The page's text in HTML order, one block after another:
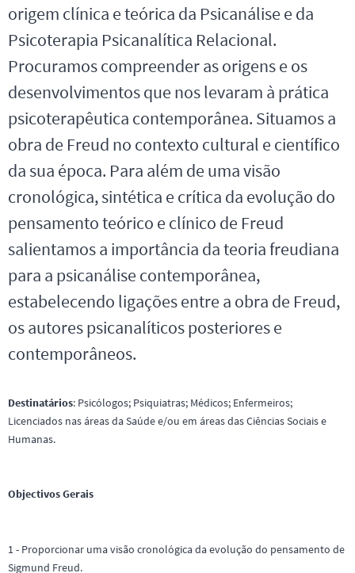
origem clínica e teórica da Psicanálise e da
Psicoterapia Psicanalítica Relacional.
Procuramos compreender as origens e os
desenvolvimentos que nos levaram à prática
psicoterapêutica contemporânea. Situamos a
obra de Freud no contexto cultural e científico
da sua época. Para além de uma visão
cronológica, sintética e crítica da evolução do
pensamento teórico e clínico de Freud
salientamos a importância da teoria freudiana
para a psicanálise contemporânea,
estabelecendo ligações entre a obra de Freud,
os autores psicanalíticos posteriores e
contemporâneos.
Destinatários: Psicólogos; Psiquiatras; Médicos; Enfermeiros;
Licenciados nas áreas da Saúde e/ou em áreas das Ciências Sociais e
Humanas.
Objectivos Gerais
1 - Proporcionar uma visão cronológica da evolução do pensamento de
Sigmund Freud.